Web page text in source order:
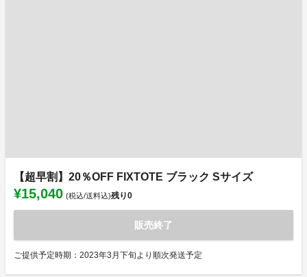
【超早割】20％OFF FIXTOTE ブラック Sサイズ
¥15,040 (税込/送料込)残り0
販売終了
ご提供予定時期：2023年3月下旬より順次発送予定